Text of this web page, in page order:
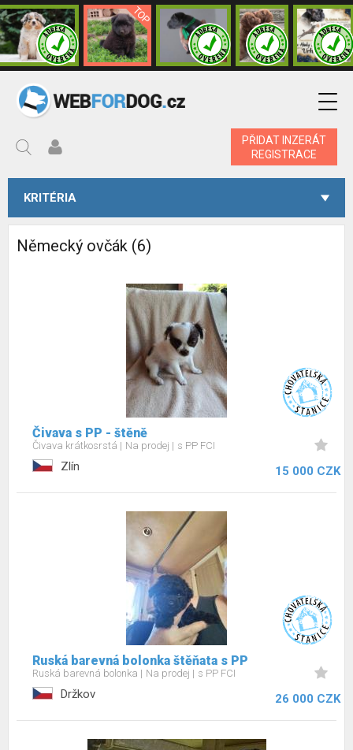
PŘIDAT INZERÁT
REGISTRACE
KRITÉRIA
Německý ovčák (6)
Čivava s PP - štěně
Čivava krátkosrstá Na prodej s PP FCI
Zlín 15 000 CZK
Ruská barevná bolonka štěňata s PP
Ruská barevná bolonka Na prodej s PP FCI
Držkov 26 000 CZK